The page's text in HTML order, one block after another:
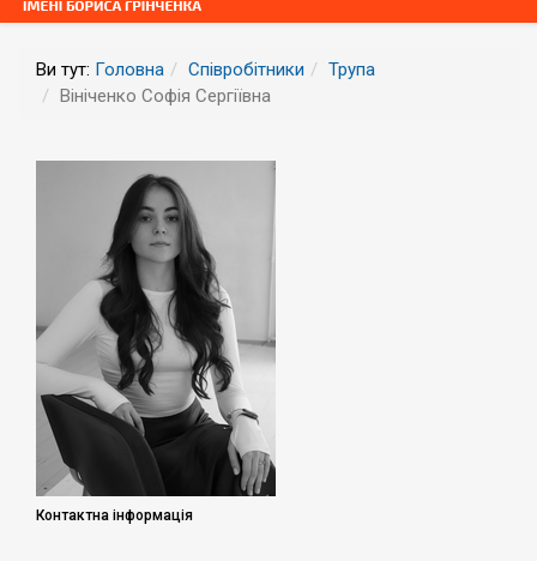
Ви тут: Головна Співробітники
Трупа
Вініченко Софія Сергіївна
Контактна інформація